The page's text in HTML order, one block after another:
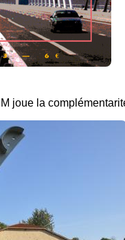
joue la